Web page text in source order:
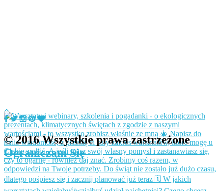
© 2016 Wszystkie prawa zastrzeżone
Ograniczam Się